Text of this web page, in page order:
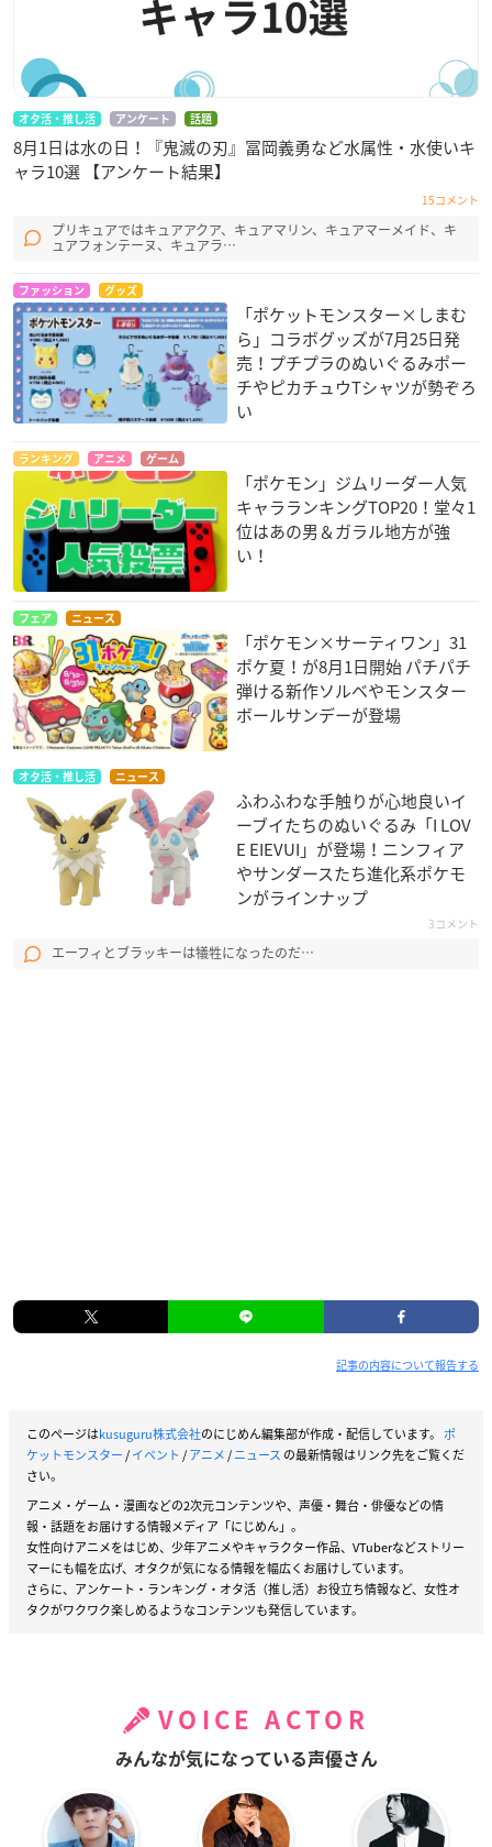
オタ活・推し活 アンケート 話題
8月1日は水の日！『鬼滅の刃』冨岡義勇など水属性・水使いキ
ャラ10選 【アンケート結果】
15コメント
プリキュアではキュアアクア、キュアマリン、キュアマーメイド、キ
ュアフォンテーヌ、キュアラ…
ファッション グッズ
「ポケットモンスター×しまむ
ら」コラボグッズが7月25日発
売！プチプラのぬいぐるみポー
チやピカチュウTシャツが勢ぞろ
い
ランキング アニメ ゲーム
「ポケモン」ジムリーダー人気
キャラランキングTOP20！堂々1
位はあの男＆ガラル地方が強
い！
フェア ニュース
「ポケモン×サーティワン」31
ポケ夏！が8月1日開始 パチパチ
弾ける新作ソルベやモンスター
ボールサンデーが登場
オタ活・推し活 ニュース
ふわふわな手触りが心地良いイ
ーブイたちのぬいぐるみ「I LOV
E EIEVUI」が登場！ニンフィア
やサンダースたち進化系ポケモ
ンがラインナップ
3コメント
エーフィとブラッキーは犠牲になったのだ…
記事の内容について報告する
このページはkusuguru株式会社のにじめん編集部が作成・配信しています。 ポ
ケットモンスター/イベント /アニメ/ニュース の最新情報はリンク先をご覧くだ
さい。
アニメ・ゲーム・漫画などの2次元コンテンツや、声優・舞台・俳優などの情
報・話題をお届けする情報メディア「にじめん」。
女性向けアニメをはじめ、少年アニメやキャラクター作品、VTuberなどストリー
マーにも幅を広げ、オタクが気になる情報を幅広くお届けしています。
さらに、アンケート・ランキング・オタ活（推し活）お役立ち情報など、女性オ
タクがワクワク楽しめるようなコンテンツも発信しています。
VOICE ACTOR
みんなが気になっている声優さん